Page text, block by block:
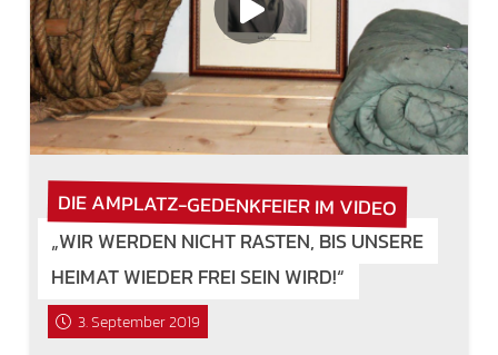
DIE AMPLATZ-GEDENKFEIER IM VIDEO
„WIR WERDEN NICHT RASTEN, BIS UNSERE
HEIMAT WIEDER FREI SEIN WIRD!“
3. September 2019